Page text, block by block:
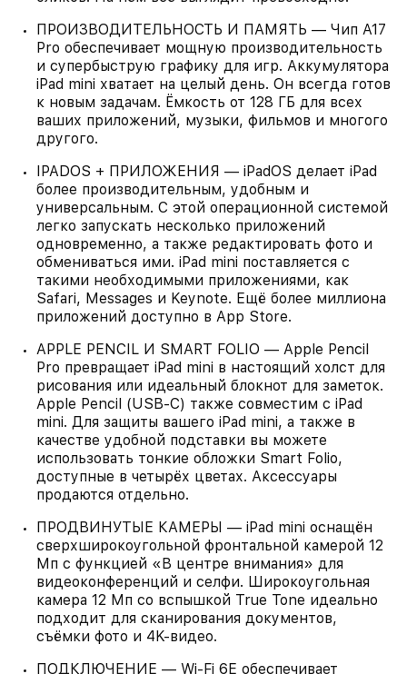
ПРОИЗВОДИТЕЛЬНОСТЬ И ПАМЯТЬ — Чип A17
Pro обеспечивает мощную производительность
и супербыструю графику для игр. Аккумулятора
iPad mini хватает на целый день. Он всегда готов
к новым задачам. Ёмкость от 128 ГБ для всех
ваших приложений, музыки, фильмов и многого
другого.
IPADOS + ПРИЛОЖЕНИЯ — iPadOS делает iPad
более производительным, удобным и
универсальным. С этой операционной системой
легко запускать несколько приложений
одновременно, а также редактировать фото и
обмениваться ими. iPad mini поставляется с
такими необходимыми приложениями, как
Safari, Messages и Keynote. Ещё более миллиона
приложений доступно в App Store.
APPLE PENCIL И SMART FOLIO — Apple Pencil
Pro превращает iPad mini в настоящий холст для
рисования или идеальный блокнот для заметок.
Apple Pencil (USB-C) также совместим с iPad
mini. Для защиты вашего iPad mini, а также в
качестве удобной подставки вы можете
использовать тонкие обложки Smart Folio,
доступные в четырёх цветах. Аксессуары
продаются отдельно.
ПРОДВИНУТЫЕ КАМЕРЫ — iPad mini оснащён
сверхширокоугольной фронтальной камерой 12
Мп с функцией «В центре внимания» для
видеоконференций и селфи. Широкоугольная
камера 12 Мп со вспышкой True Tone идеально
подходит для сканирования документов,
съёмки фото и 4K‑видео.
ПОДКЛЮЧЕНИЕ — Wi-Fi 6E обеспечивает